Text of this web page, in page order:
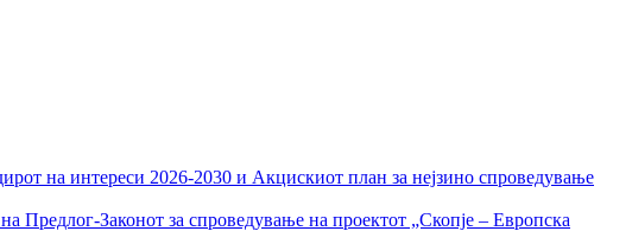
на интереси 2026-2030 и Акцискиот план за нејзино спроведување
Предлог-Законот за спроведување на проектот „Скопје – Европска